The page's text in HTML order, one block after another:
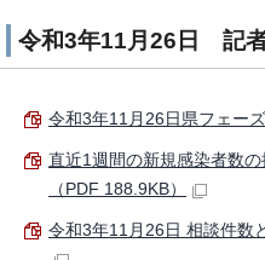
令和3年11月26日 記
令和3年11月26日県フェー
直近1週間の新規感染者数
（PDF 188.9KB）
令和3年11月26日 相談件数